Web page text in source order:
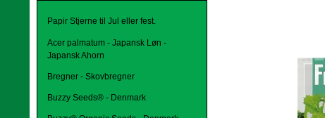
Papir Stjerne til Jul eller fest.
Acer palmatum - Japansk Løn -
Japansk Ahorn
Bregner - Skovbregner
Buzzy Seeds® - Denmark